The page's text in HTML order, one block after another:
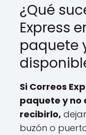
¿Qué
Express
paquete
Si Correos
paquete y no
recibirlo,
buzón o